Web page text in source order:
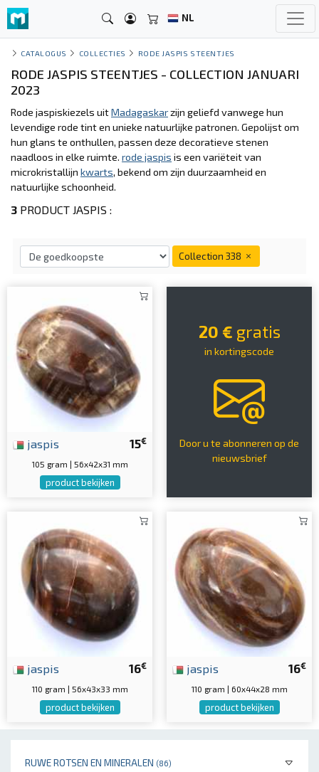
NL
RUWE ROTSEN EN MINERALEN (86)
CATALOGUS COLLECTIES RODE JASPIS STEENTJES
RODE JASPIS STEENTJES - COLLECTION JANUARI
2023
Rode jaspiskiezels uitMadagaskarzijn geliefd vanwege hun
levendige rode tint en unieke natuurlijke patronen. Gepolijst om
hun glans te onthullen, passen deze decoratieve stenen
naadloos in elke ruimte. rode jaspis is een variëteit van
microkristallijn kwarts, bekend om zijn duurzaamheid en
natuurlijke schoonheid.
3 PRODUCT JASPIS :
Collection 338
15€
jaspis
105 gram | 56x42x31 mm
product bekijken
20 € gratis
in kortingscode
Door u te abonneren op de
nieuwsbrief
16€
jaspis
110 gram | 56x43x33 mm
product bekijken
16€
jaspis
110 gram | 60x44x28 mm
product bekijken